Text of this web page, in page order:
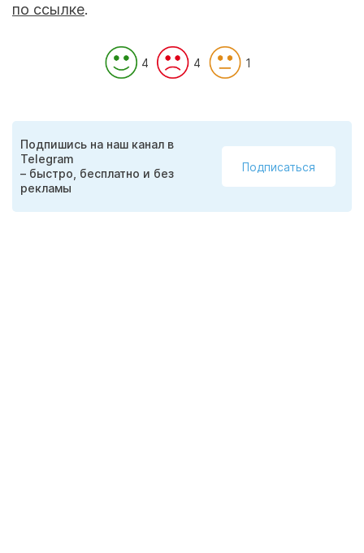
по ссылке.
4 4 1
Подпишись на наш канал в
Telegram
– быстро, бесплатно и без
рекламы
Подписаться